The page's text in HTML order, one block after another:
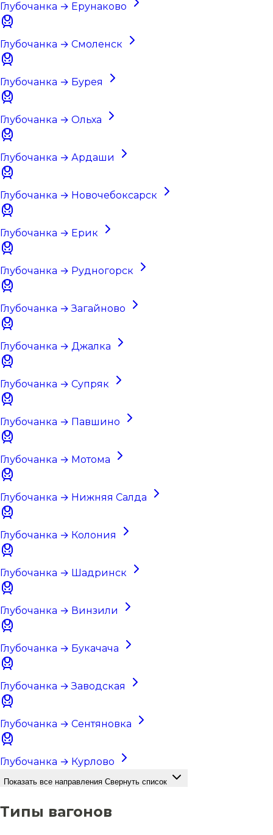
Глубочанка → Ерунаково
Глубочанка → Смоленск
Глубочанка → Бурея
Глубочанка → Ольха
Глубочанка → Ардаши
Глубочанка → Новочебоксарск
Глубочанка → Ерик
Глубочанка → Рудногорск
Глубочанка → Загайново
Глубочанка → Джалка
Глубочанка → Супряк
Глубочанка → Павшино
Глубочанка → Мотома
Глубочанка → Нижняя Салда
Глубочанка → Колония
Глубочанка → Шадринск
Глубочанка → Винзили
Глубочанка → Букачача
Глубочанка → Заводская
Глубочанка → Сентяновка
Глубочанка → Курлово
Показать все направления Свернуть список
Типы вагонов